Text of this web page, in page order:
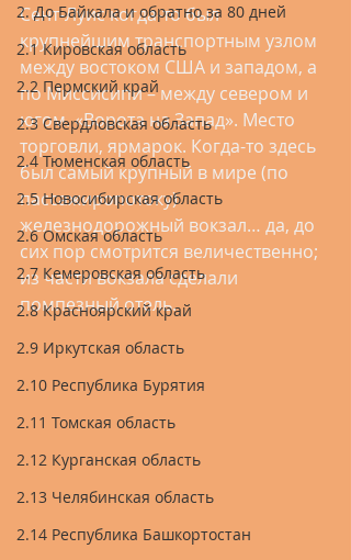
2. До Байкала и обратно за 80 дней
2.1 Кировская область
2.2 Пермский край
2.3 Свердловская область
2.4 Тюменская область
2.5 Новосибирская область
2.6 Омская область
2.7 Кемеровская область
2.8 Красноярский край
2.9 Иркутская область
2.10 Республика Бурятия
2.11 Томская область
2.12 Курганская область
2.13 Челябинская область
2.14 Республика Башкортостан
Сент-Луис когда-то был
крупнейшим транспортным узлом
между востоком США и западом, а
по Миссисипи – между севером и
югом. «Ворота на Запад». Место
торговли, ярмарок. Когда-то здесь
был самый крупный в мире (по
пассажиропотоку)
железнодорожный вокзал… да, до
сих пор смотрится величественно;
из части вокзала сделали
помпезный отель.